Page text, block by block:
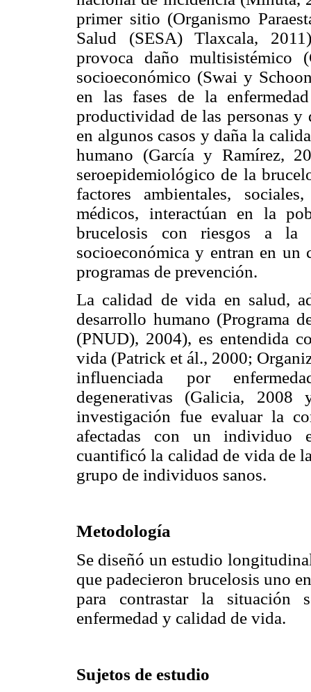
primer sitio (Organismo
Salud (SESA) Tlaxcala,
provoca daño
socioeconómico (Swai y
en las fases de la
productividad de las personas y
en algunos casos y daña la
humano (García y Ramírez,
seroepidemiológico de la
factores ambientales,
médicos, interactúan en la
brucelosis con riesgos a la
socioeconómica y entran en
programas de prevención.
La calidad de vida en salud,
desarrollo humano (Programa
(PNUD), 2004), es entendida
vida (Patrick et ál., 2000;
influenciada por
degenerativas (Galicia,
investigación fue evaluar la
afectadas con un individuo
cuantificó la calidad de vida de
grupo de individuos sanos.
Metodología
Se diseñó un estudio
que padecieron brucelosis uno
para contrastar la situación
enfermedad y calidad de vida.
Sujetos de estudio